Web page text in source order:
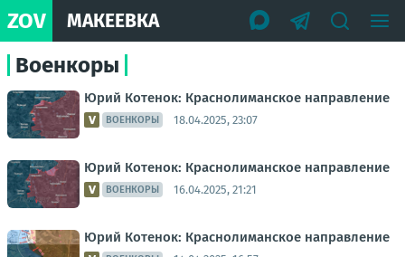
ZOV МАКЕЕВКА
Военкоры
Юрий Котенок: Краснолиманское направление
ВОЕНКОРЫ 18.04.2025, 23:07
Юрий Котенок: Краснолиманское направление
ВОЕНКОРЫ 16.04.2025, 21:21
Юрий Котенок: Краснолиманское направление